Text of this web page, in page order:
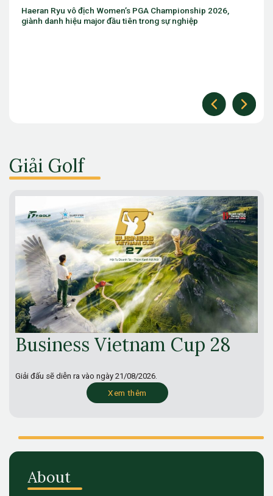
PGA Championship 2026,
đầu tiên trong sự nghiệp
Eugenio Chacarra thắng
The Open
Giải Golf
Business Vietnam Cup 28
Giải đấu sẽ diễn ra vào ngày 21/08/2026.
Xem thêm
About